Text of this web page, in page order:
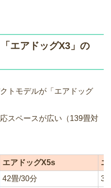
エアドッグX3」の
トモデルが「エアドッグ
スペースが広い（139畳対
エアドッグX5s
エ
42畳/30分 31